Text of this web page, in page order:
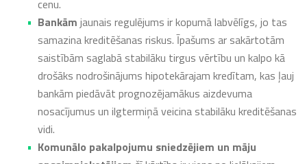
cenu.
Bankām jaunais regulējums ir kopumā labvēlīgs, jo tas
samazina kreditēšanas riskus. Īpašums ar sakārtotām
saistībām saglabā stabilāku tirgus vērtību un kalpo kā
drošāks nodrošinājums hipotekārajam kredītam, kas ļauj
bankām piedāvāt prognozējamākus aizdevuma
nosacījumus un ilgtermiņā veicina stabilāku kreditēšanas
vidi.
Komunālo pakalpojumu sniedzējiem un māju